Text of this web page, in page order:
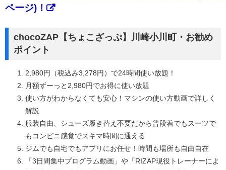
ページ)！
chocoZAP【ちょこざっぷ】川崎小川町・お勧め
ポイント
2,980円（税込み3,278円）で24時間使い放題！
月額ずーっと2,980円でお得に使い放題
使い方がわからなくても安心！マシンの使い方動画で詳しく
解説
服装自由、シューズ履き替え不要だから普段着でもスーツで
もコンビニ感覚でスキマ時間に通える
ジムでも自宅でもアプリにお任せ！時間も場所も自由自在
「3日間集中プログラム動画」や「RIZAP現役トレーナーによ